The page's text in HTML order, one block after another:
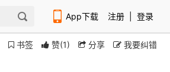
App下载 注册 登录
书签 赞(1) 分享 我要纠错